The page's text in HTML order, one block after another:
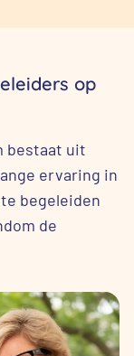
op
bestaat uit
ervaring in
begeleiden
de